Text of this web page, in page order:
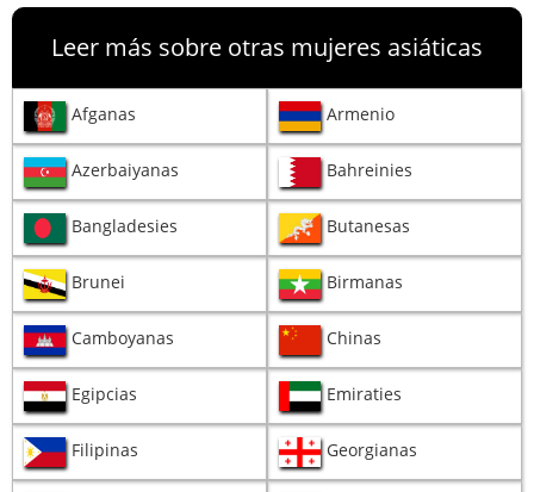
Leer más sobre otras mujeres asiáticas
Afganas Armenio
Azerbaiyanas Bahreinies
Bangladesies Butanesas
Brunei Birmanas
Camboyanas Chinas
Egipcias Emiraties
Filipinas Georgianas